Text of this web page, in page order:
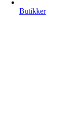
Butikker